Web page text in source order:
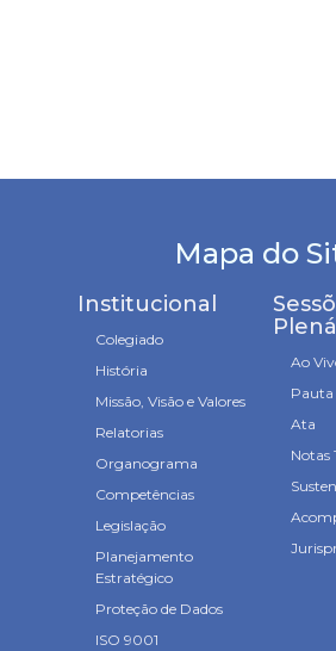
Mapa do
Institucional
Colegiado
História
Missão, Visão e Valores
Relatorias
Organograma
Competências
Legislação
Planejamento
Estratégico
Proteção de Dados
ISO 9001
Ao
Pauta
Ata
Notas